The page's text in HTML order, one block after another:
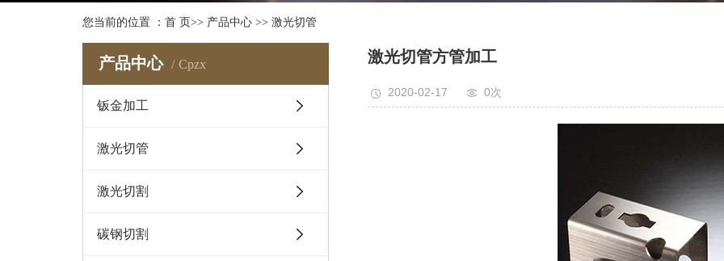
您当前的位置 ： 首 页>> 产品中心 >> 激光切管
产品中心 Cpzx
钣金加工
激光切管
激光切割
碳钢切割
激光切管方管加工
2020-02-17 0次